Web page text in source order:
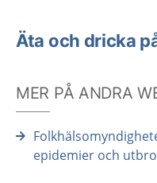
Äta och dricka
MER PÅ ANDRA
epidemier och